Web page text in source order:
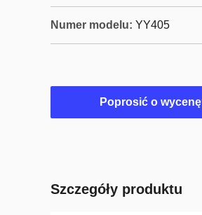
Numer modelu: YY405
Poprosić o wycenę
Szczegóły produktu